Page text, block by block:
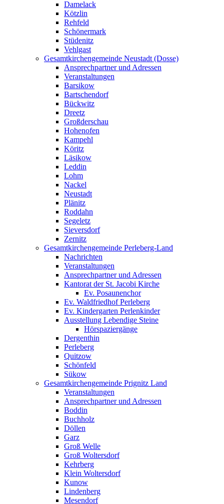
Damelack
Kötzlin
Rehfeld
Schönermark
Stüdenitz
Vehlgast
Gesamtkirchengemeinde Neustadt (Dosse)
Ansprechpartner und Adressen
Veranstaltungen
Barsikow
Bartschendorf
Bückwitz
Dreetz
Großderschau
Hohenofen
Kampehl
Köritz
Läsikow
Leddin
Lohm
Nackel
Neustadt
Plänitz
Roddahn
Segeletz
Sieversdorf
Zernitz
Gesamtkirchengemeinde Perleberg-Land
Nachrichten
Veranstaltungen
Ansprechpartner und Adressen
Kantorat der St. Jacobi Kirche
Ev. Posaunenchor
Ev. Waldfriedhof Perleberg
Ev. Kindergarten Perlenkinder
Ausstellung Lebendige Steine
Hörspaziergänge
Dergenthin
Perleberg
Quitzow
Schönfeld
Sükow
Gesamtkirchengemeinde Prignitz Land
Veranstaltungen
Ansprechpartner und Adressen
Boddin
Buchholz
Döllen
Garz
Groß Welle
Groß Woltersdorf
Kehrberg
Klein Woltersdorf
Kunow
Lindenberg
Mesendorf